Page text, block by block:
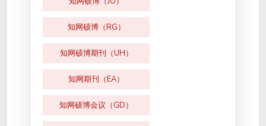
知网硕博（RG）
知网硕博期刊（UH）
知网期刊（EA）
知网硕博会议（GD）